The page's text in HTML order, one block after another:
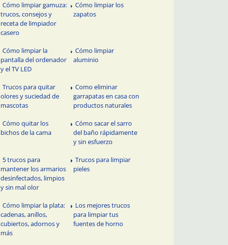
Cómo limpiar gamuza:
trucos, consejos y
receta de limpiador
casero
Cómo limpiar los
zapatos
Cómo limpiar la
pantalla del ordenador
y el TV LED
Cómo limpiar
aluminio
Trucos para quitar
olores y suciedad de
mascotas
Como eliminar
garrapatas en casa con
productos naturales
Cómo quitar los
bichos de la cama
Cómo sacar el sarro
del baño rápidamente
y sin esfuerzo
5 trucos para
mantener los armarios
desinfectados, limpios
y sin mal olor
Trucos para limpiar
pieles
Cómo limpiar la plata:
cadenas, anillos,
cubiertos, adornos y
más
Los mejores trucos
para limpiar tus
fuentes de horno